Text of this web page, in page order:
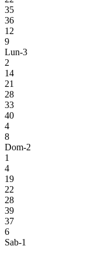
35
36
12
9
Lun-3
2
14
21
28
33
40
4
8
Dom-2
1
4
19
22
28
39
37
6
Sab-1